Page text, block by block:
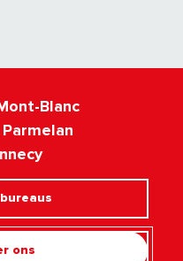
Blanc
ons